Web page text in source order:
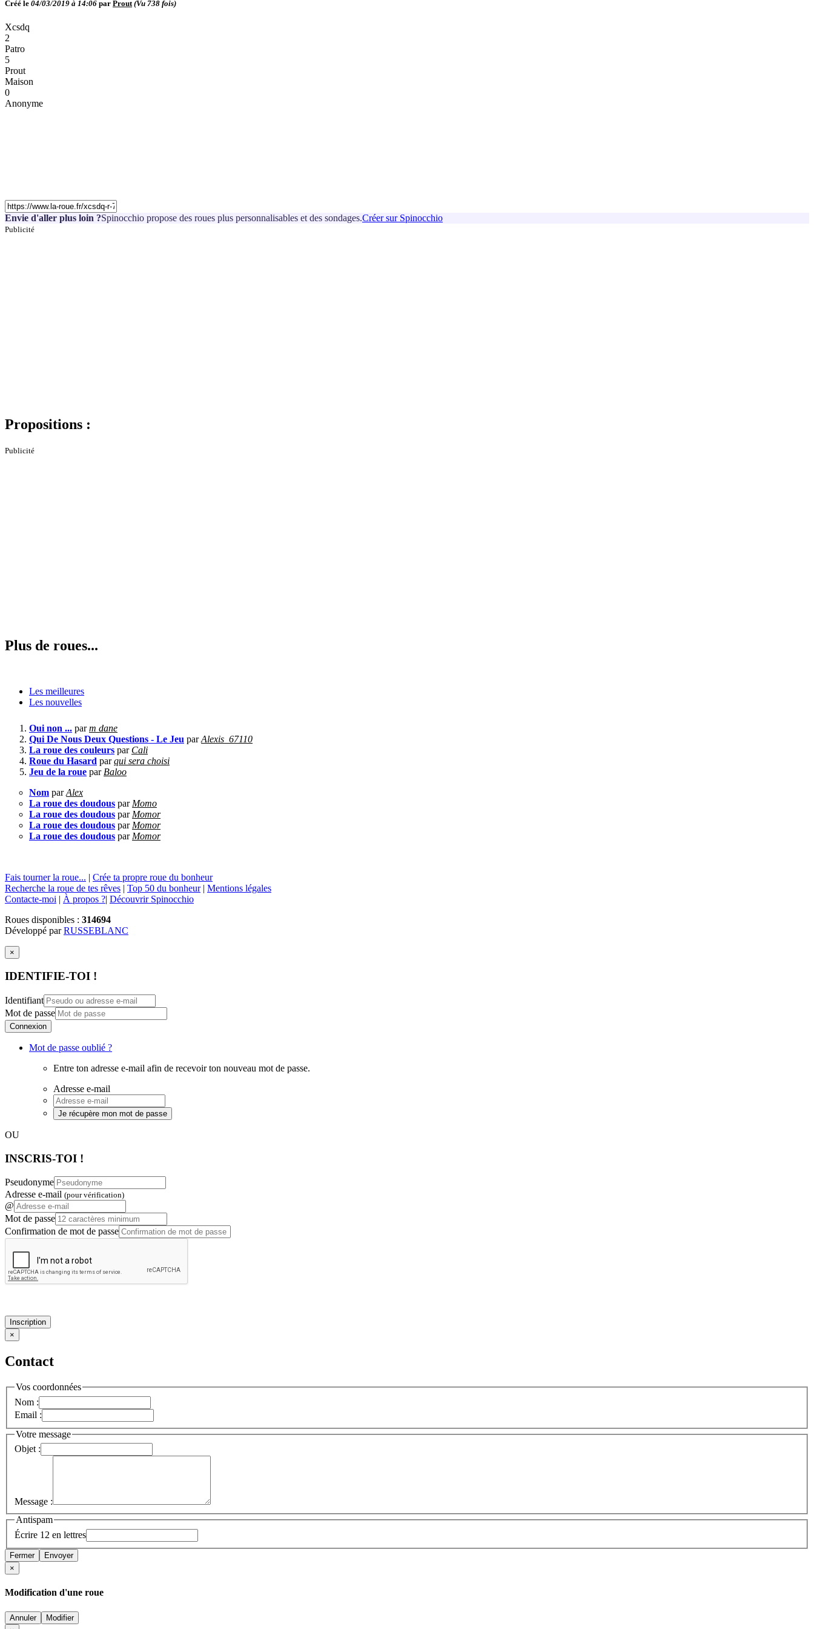
Créé le 04/03/2019 à 14:06 par Prout (Vu 738 fois)
Xcsdq
2
Patro
5
Prout
Maison
0
Anonyme
Envie d'aller plus loin ?Spinocchio propose des roues plus personnalisables et des sondages.Créer sur Spinocchio
Publicité
Propositions :
Publicité
Plus de roues...
Les meilleures
Les nouvelles
Oui non ... parm dane
Qui De Nous Deux Questions - Le Jeu parAlexis_67110
La roue des couleurs par Cali
Roue du Hasard parqui sera choisi
Jeu de la roue par Baloo
Nom parAlex
La roue des doudous par Momo
La roue des doudous par Momor
La roue des doudous par Momor
La roue des doudous par Momor
Fais tourner la roue... | Crée ta propre roue du bonheur
Recherche la roue de tes rêves | Top 50 du bonheur| Mentions légales
Contacte-moi | À propos ?| Découvrir Spinocchio
Roues disponibles : 314694
Développé parRUSSEBLANC
×
IDENTIFIE-TOI !
Identifiant
Mot de passe
Connexion
Mot de passe oublié ?
Entre ton adresse e-mail afin de recevoir ton nouveau mot de passe.
Adresse e-mail
Je récupère mon mot de passe
OU
INSCRIS-TOI !
Pseudonyme
Adresse e-mail (pour vérification)
@
Mot de passe
Confirmation de mot de passe
Inscription
×
Contact
Vos coordonnées
Nom :
Email :
Votre message
Objet :
Message :
Antispam
Écrire 12 en lettres
Fermer
Envoyer
×
Modification d'une roue
Annuler
Modifier